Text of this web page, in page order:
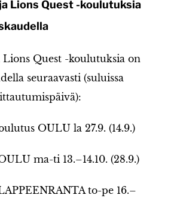
Lions Quest -koulutuksia
Quest -koulutuksia on
seuraavasti (suluissa
OULU la 27.9. (14.9.)
ma-ti 13.–14.10. (28.9.)
to-pe 16.–